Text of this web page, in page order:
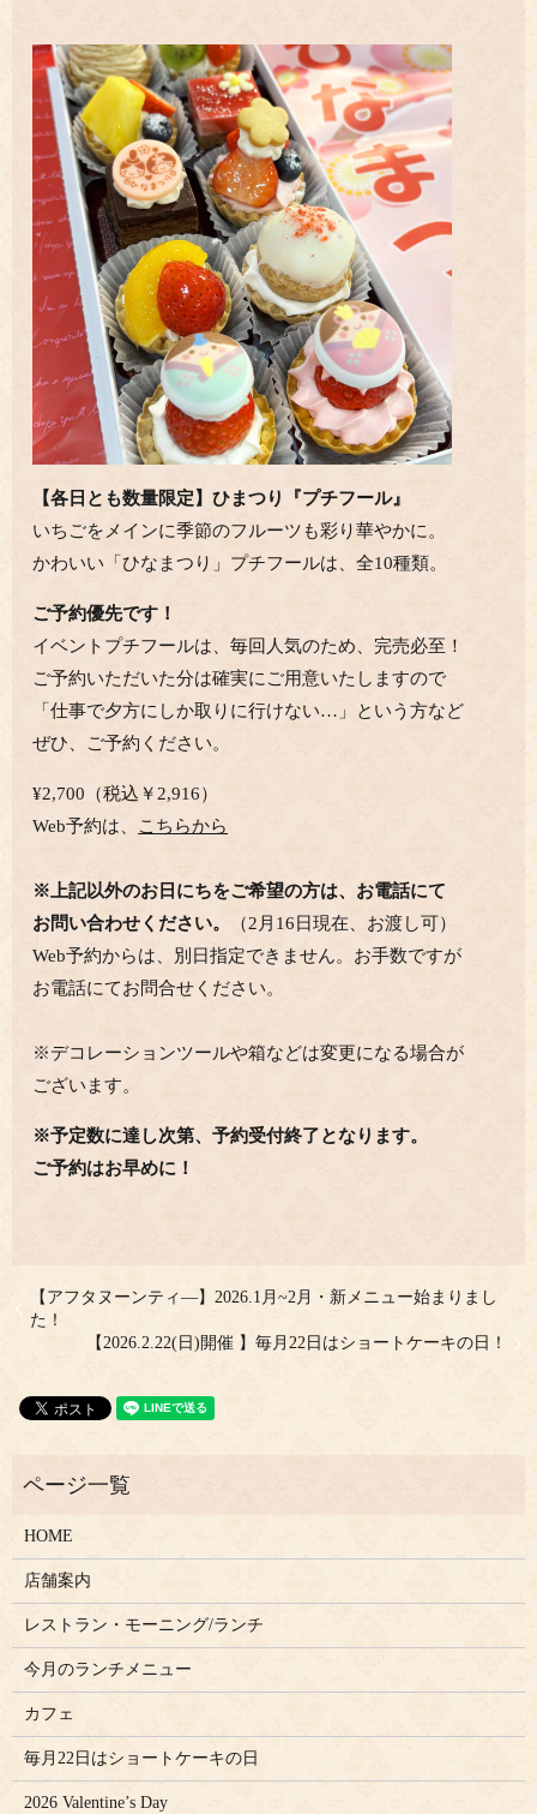
【各日とも数量限定】ひまつり『プチフール』
いちごをメインに季節のフルーツも彩り華やかに。
かわいい「ひなまつり」プチフールは、全10種類。
ご予約優先です！
イベントプチフールは、毎回人気のため、 完売必至！
ご予約いただいた分は確実にご用意いたしますので
「仕事で夕方にしか取りに行けない…」という方など
ぜひ、ご予約ください。
¥2,700（税込￥2,916）
Web予約は、
こちらから
※上記以外のお日にちをご希望の方は、お電話にて
お問い合わせください。
（2月16日現在、お渡し可）
Web予約からは、別日指定できません。お手数ですが
お電話にてお問合せください。
※デコレーションツールや箱などは変更になる場合が
ございます。
※予定数に達し次第、予約受付終了となります。
ご予約はお早めに！
【アフタヌーンティ―】2026.1月~2月・新メニュー始まりまし
た！
【2026.2.22(日)開催 】毎月22日はショートケーキの日！
HOME
店舗案内
レストラン・モーニング/ランチ
今月のランチメニュー
カフェ
毎月22日はショートケーキの日
2026 Valentine’s Day